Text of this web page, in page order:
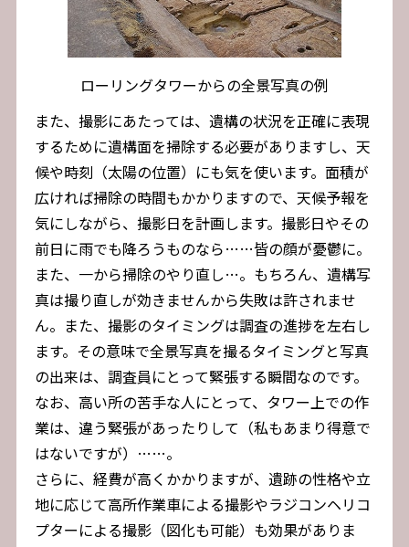
ローリングタワーからの全景写真の例
また、撮影にあたっては、遺構の状況を正確に表現
するために遺構面を掃除する必要がありますし、天
候や時刻（太陽の位置）にも気を使います。面積が
広ければ掃除の時間もかかりますので、天候予報を
気にしながら、撮影日を計画します。撮影日やその
前日に雨でも降ろうものなら……皆の顔が憂鬱に。
また、一から掃除のやり直し…。もちろん、遺構写
真は撮り直しが効きませんから失敗は許されませ
ん。また、撮影のタイミングは調査の進捗を左右し
ます。その意味で全景写真を撮るタイミングと写真
の出来は、調査員にとって緊張する瞬間なのです。
なお、高い所の苦手な人にとって、タワー上での作
業は、違う緊張があったりして（私もあまり得意で
はないですが）……。
さらに、経費が高くかかりますが、遺跡の性格や立
地に応じて高所作業車による撮影やラジコンヘリコ
プターによる撮影（図化も可能）も効果がありま